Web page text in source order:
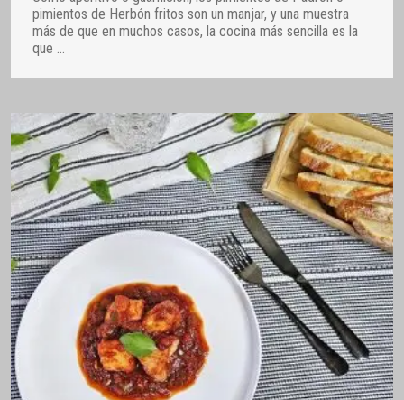
pimientos de Herbón fritos son un manjar, y una muestra
más de que en muchos casos, la cocina más sencilla es la
que